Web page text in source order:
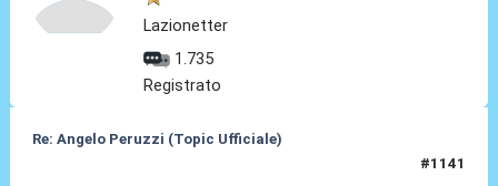
Lazionetter
1.735
Registrato
Re: Angelo Peruzzi (Topic Ufficiale)
#1141